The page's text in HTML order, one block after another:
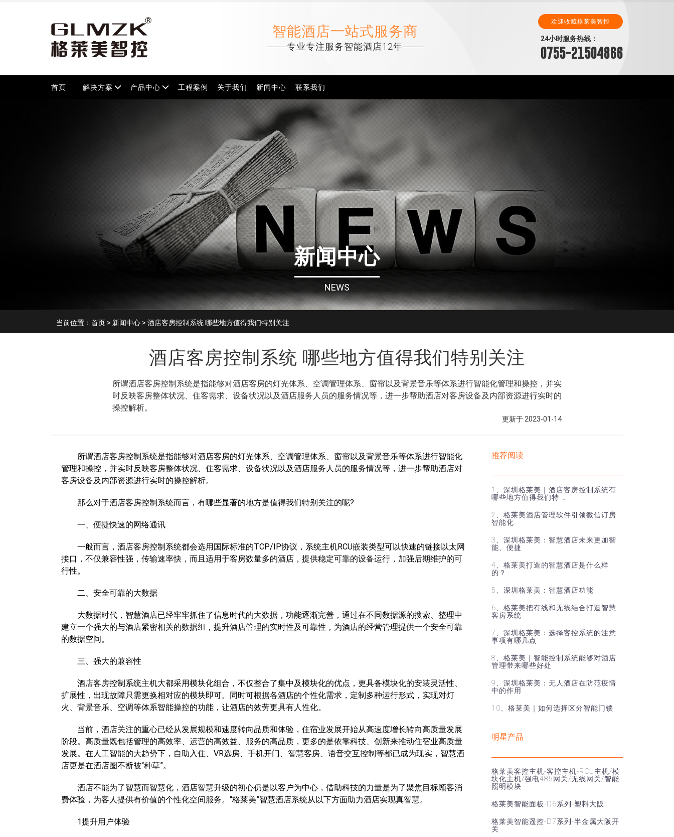
智能酒店一站式服务商
专业专注服务智能酒店12年
欢迎收藏格莱美智控
24小时服务热线：
0755-21504866
首页 解决方案 产品中心 工程案例 关于我们 新闻中心 联系我们
新闻中心
NEWS
当前位置： 首页 > 新闻中心 > 酒店客房控制系统 哪些地方值得我们特别关注
酒店客房控制系统 哪些地方值得我们特别关注
所谓酒店客房控制系统是指能够对酒店客房的灯光体系、空调管理体系、窗帘以及背景音乐等体系进行智能化管理和操控，并实
时反映客房整体状况、住客需求、设备状况以及酒店服务人员的服务情况等，进一步帮助酒店对客房设备及内部资源进行实时的
操控解析。
更新于 2023-01-14
所谓酒店客房控制系统是指能够对酒店客房的灯光体系、空调管理体系、窗帘以及背景音乐等体系进行智能化
管理和操控，并实时反映客房整体状况、住客需求、设备状况以及酒店服务人员的服务情况等，进一步帮助酒店对
客房设备及内部资源进行实时的操控解析。
那么对于酒店客房控制系统而言，有哪些显著的地方是值得我们特别关注的呢?
一、便捷快速的网络通讯
一般而言，酒店客房控制系统都会选用国际标准的TCP/IP协议，系统主机RCU嵌装类型可以快速的链接以太网
接口，不仅兼容性强，传输速率快，而且适用于客房数量多的酒店，提供稳定可靠的设备运行，加强后期维护的可
行性。
二、安全可靠的大数据
大数据时代，智慧酒店已经牢牢抓住了信息时代的大数据，功能逐渐完善，通过在不同数据源的搜索、整理中
建立一个强大的与酒店紧密相关的数据组，提升酒店管理的实时性及可靠性，为酒店的经营管理提供一个安全可靠
的数据空间。
三、强大的兼容性
酒店客房控制系统主机大都采用模块化组合，不仅整合了集中及模块化的优点，更具备模块化的安装灵活性、
扩展性，出现故障只需更换相对应的模块即可。同时可根据各酒店的个性化需求，定制多种运行形式，实现对灯
火、背景音乐、空调等体系智能操控的功能，让酒店的效劳更具有人性化。
当前，酒店关注的重心已经从发展规模和速度转向品质和体验，住宿业发展开始从高速度增长转向高质量发展
阶段。高质量既包括管理的高效率、运营的高效益、服务的高品质，更多的是依靠科技、创新来推动住宿业高质量
发展。在人工智能的大趋势下，自助入住、VR选房、手机开门、智慧客房、语音交互控制等都已成为现实，智慧酒
店更是在酒店圈不断被“种草”。
酒店不能为了智慧而智慧化，酒店智慧升级的初心仍是以客户为中心，借助科技的力量是为了聚焦目标顾客消
费体验，为客人提供有价值的个性化空间服务。“格莱美”智慧酒店系统从以下方面助力酒店实现真智慧。
1提升用户体验
推荐阅读
1、深圳格莱美｜酒店客房控制系统有
哪些地方值得我们特 …
2、格莱美酒店管理软件引领微信订房
智能化
3、深圳格莱美：智慧酒店未来更加智
能、便捷
4、格莱美打造的智慧酒店是什么样
的？
5、深圳格莱美：智慧酒店功能
6、格莱美把有线和无线结合打造智慧
客房系统
7、深圳格莱美：选择客控系统的注意
事项有哪几点
8、格莱美｜智能控制系统能够对酒店
管理带来哪些好处
9、深圳格莱美：无人酒店在防范疫情
中的作用
10、格莱美｜如何选择区分智能门锁
明星产品
格莱美客控主机-客控主机-RCU主机/模
块化主机/强电485网关/无线网关/智能
照明模块
格莱美智能面板-D6系列-塑料大阪
格莱美智能遥控-D7系列-半金属大阪开
关